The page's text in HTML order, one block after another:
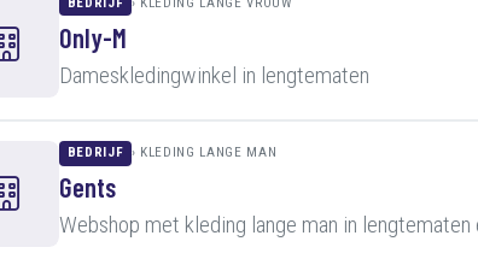
Only-M
Dameskledingwinkel in lengtematen
BEDRIJF KLEDING LANGE MAN
Gents
Webshop met kleding lange man in